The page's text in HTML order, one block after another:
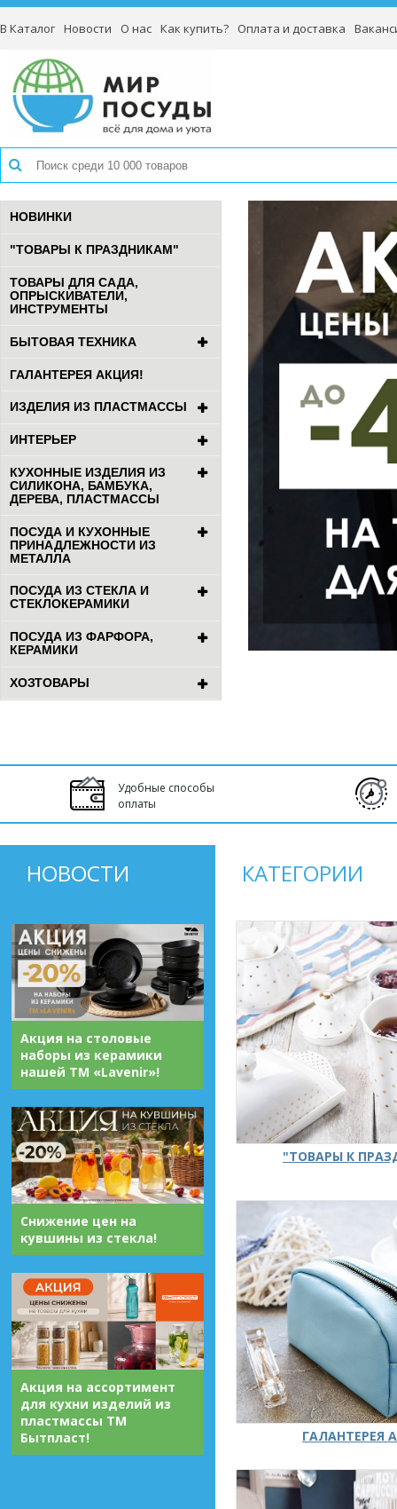
В Каталог Новости О нас Как купить? Оплата и доставка
НОВИНКИ
"ТОВАРЫ К ПРАЗДНИКАМ"
ТОВАРЫ ДЛЯ САДА,
ОПРЫСКИВАТЕЛИ,
ИНСТРУМЕНТЫ
БЫТОВАЯ ТЕХНИКА
ГАЛАНТЕРЕЯ АКЦИЯ!
ИЗДЕЛИЯ ИЗ ПЛАСТМАССЫ
ИНТЕРЬЕР
КУХОННЫЕ ИЗДЕЛИЯ ИЗ
СИЛИКОНА, БАМБУКА,
ДЕРЕВА, ПЛАСТМАССЫ
ПОСУДА И КУХОННЫЕ
ПРИНАДЛЕЖНОСТИ ИЗ
МЕТАЛЛА
ПОСУДА ИЗ СТЕКЛА И
СТЕКЛОКЕРАМИКИ
ПОСУДА ИЗ ФАРФОРА,
КЕРАМИКИ
ХОЗТОВАРЫ
Удобные способы
оплаты
НОВОСТИ
Акция на столовые
наборы из керамики
нашей ТМ «Lavenir»!
Снижение цен на
кувшины из стекла!
Акция на ассортимент
для кухни изделий из
пластмассы ТМ
Бытпласт!
КАТЕГОРИИ
"ТОВАРЫ К
ГАЛАНТЕРЕЯ